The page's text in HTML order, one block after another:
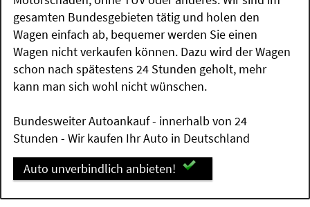
gesamten Bundesgebieten tätig und holen den
Wagen einfach ab, bequemer werden Sie einen
Wagen nicht verkaufen können. Dazu wird der Wagen
schon nach spätestens 24 Stunden geholt, mehr
kann man sich wohl nicht wünschen.
Bundesweiter Autoankauf - innerhalb von 24
Stunden - Wir kaufen Ihr Auto in Deutschland
Auto unverbindlich anbieten!